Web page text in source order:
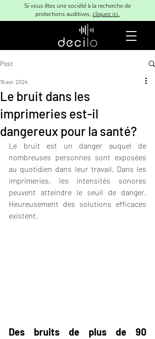
Si vous êtes une société à la recherche de
protections auditives, cliquez ici.
Post
Le bruit dans les
imprimeries est-il
dangereux pour la santé?
16 avr. 2024
Le bruit est un danger auquel de
nombreuses personnes sont exposées
au quotidien dans leur travail. Dans les
imprimeries, les intensités sonores
peuvent atteindre le seuil de danger.
Heureusement des solutions efficaces
existent.
Des bruits de plus de 90